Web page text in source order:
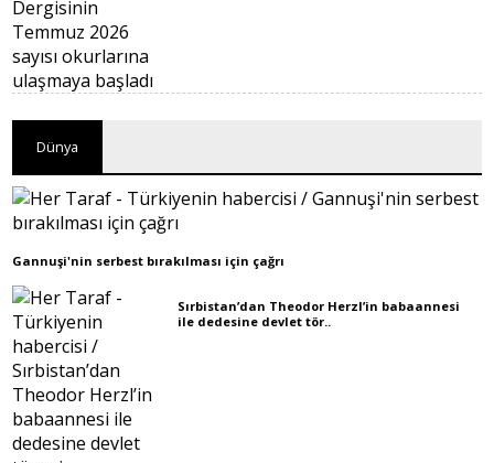
Dünya
Gannuşi'nin serbest bırakılması için çağrı
Sırbistan’dan Theodor Herzl’in babaannesi
ile dedesine devlet tör..